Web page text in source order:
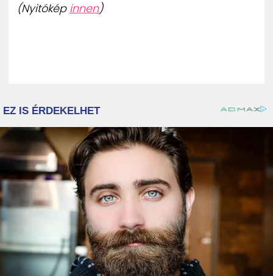
(Nyitókép innen)